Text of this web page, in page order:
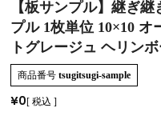
【板サンプル】継ぎ
プル 1枚単位 10×10 オ
トグレージュ ヘリン
商品番号 tsugitsugi-sample
¥0 税込